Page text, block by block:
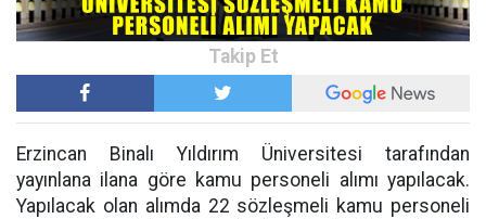
Erzincan Binalı Yıldırım Üniversitesi tarafından
yayınlana ilana göre kamu personeli alımı yapılacak.
Yapılacak olan alımda 22 sözleşmeli kamu personeli